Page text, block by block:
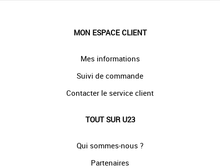
MON ESPACE CLIENT
Mes informations
Suivi de commande
Contacter le service client
TOUT SUR U23
Qui sommes-nous ?
Partenaires